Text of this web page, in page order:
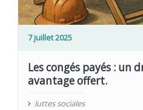
7 juillet 2025
Les congés payés : un
avantage offert.
luttes sociales